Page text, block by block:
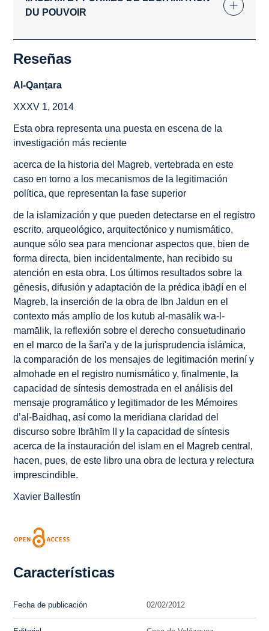
DU POUVOIR
Reseñas
Al-Qanṭara
XXXV 1, 2014
Esta obra representa una puesta en escena de la
investigación más reciente
acerca de la historia del Magreb, vertebrada en este
caso en torno a los mecanismos de la legitimación
política, que representan la fase superior
de la islamización y que pueden detectarse en el registro
escrito, arqueológico, arquitectónico y numismático,
aunque sólo sea para mencionar aspectos que, bien de
forma directa, bien incidentalmente, han recibido su
atención en esta obra. Los últimos resultados sobre la
génesis, difusión y adaptación de la prédica ibāḍí en el
Magreb, la inserción de la obra de Ibn Jaldun en el
contexto más amplio de los kutub al-masālik wa-l-
mamālik, la reflexión sobre el derecho consuetudinario
en el marco de lašarī'a y de la jurisprudencia islámica,
la comparación de los mensajes de legitimación meriní y
almohade en el registro numismático y, finalmente, la
capacidad de síntesis demostrada en el análisis del
mensaje programático y legitimador de les Mémoires
d’al-Baidhaq, así como la meridiana claridad del
discurso sobre Ibrāhīm II y la capacidad de síntesis
acerca de la instauración del islam en el Magreb central,
hacen, pues, de este libro una obra de lectura y relectura
imprescindible.
Xavier Ballestín
Características
Fecha de publicación 02/02/2012